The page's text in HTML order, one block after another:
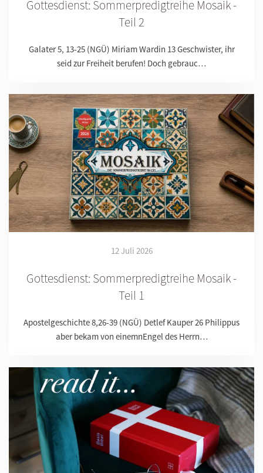
Gottesdienst: Sommerpredigtreihe Mosaik -
Teil 2
Galater 5, 13-25 (NGÜ) Miriam Wardin 13 Geschwister, ihr
seid zur Freiheit berufen! Doch gebrauc…
12 Juli 2026
Gottesdienst: Sommerpredigtreihe Mosaik -
Teil 1
Apostelgeschichte 8,26-39 (NGÜ) Detlef Kauper 26 Philippus
aber bekam von einemnEngel des Herrn…